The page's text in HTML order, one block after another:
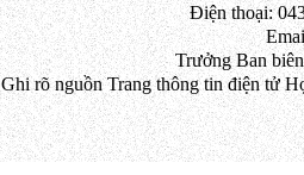
Điện thoại:
Trưởng Ban
Ghi rõ nguồn Trang thông tin điện tử